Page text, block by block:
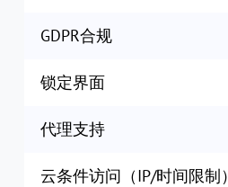
GDPR合规
锁定界面
代理支持
云条件访问（IP/时间限制）